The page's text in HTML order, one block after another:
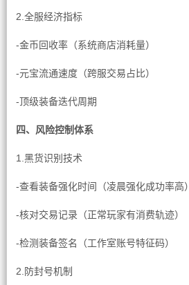
2.全服经济指标
-金币回收率（系统商店消耗量）
-元宝流通速度（跨服交易占比）
-顶级装备迭代周期
四、风险控制体系
1.黑货识别技术
-查看装备强化时间（凌晨强化成功率高）
-核对交易记录（正常玩家有消费轨迹）
-检测装备签名（工作室账号特征码）
2.防封号机制